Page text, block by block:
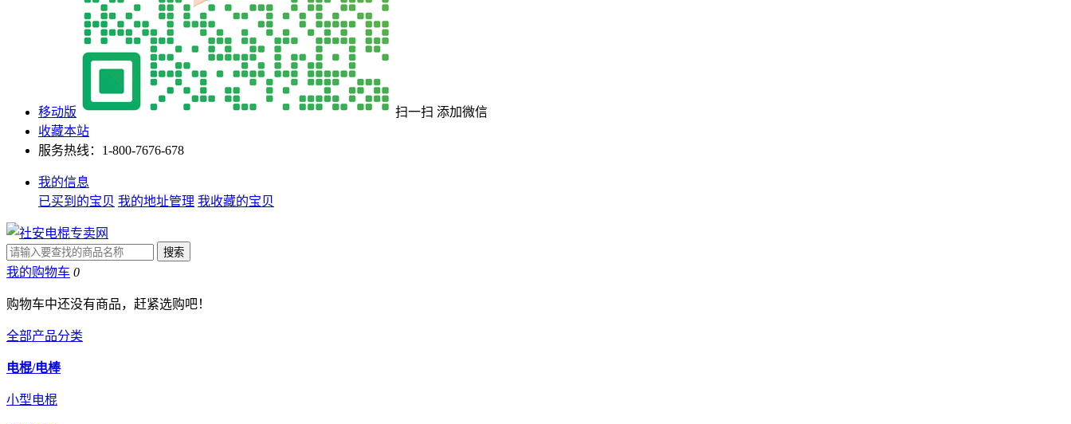
移动版
扫一扫 添加微信
收藏本站
服务热线：1-800-7676-678
我的信息
已买到的宝贝 我的地址管理 我收藏的宝贝
我的购物车 0
购物车中还没有商品，赶紧选购吧！
全部产品分类
电棍/电棒
小型电棍